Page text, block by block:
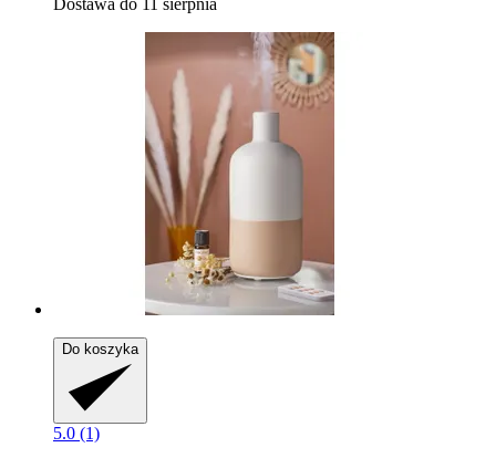
Dostawa do 11 sierpnia
Do koszyka
5.0 (1)